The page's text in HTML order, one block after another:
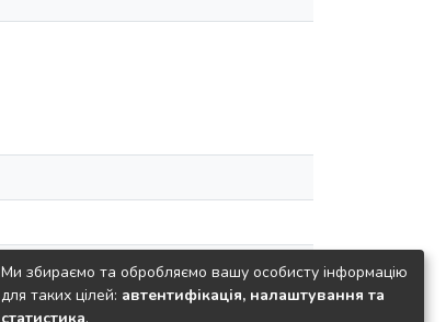
Ми збираємо та обробляємо вашу особисту інформацію
для таких цілей: автентифікація, налаштування та